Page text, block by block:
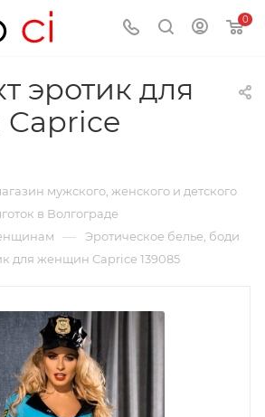
0
эротик для
мужского, женского и детского
в Волгограде
— Эротическое белье, боди
для женщин Caprice 139085